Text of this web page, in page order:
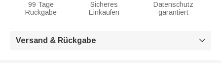
99 Tage
Rückgabe
Sicheres
Einkaufen
Datenschutz
garantiert
Versand & Rückgabe 